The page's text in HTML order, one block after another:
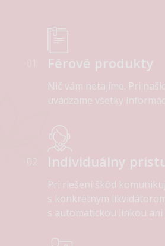
Férové produkty
Nič vám netajíme. Pri
uvádzame všetky
Individuálny
Pri riešení škôd
s konkrétnym
s automatickou linkou